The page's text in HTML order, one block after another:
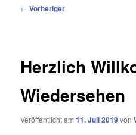
Beitragsnavigation
← Vorheriger
Herzlich
Wiedersehen
Veröffentlicht am11. Juli 2019von